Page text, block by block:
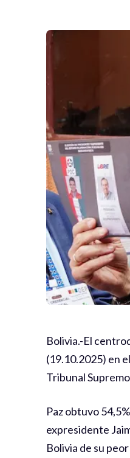
Bolivia.-El
(19.10.2025) en
Tribunal
Paz obtuvo
expresidente
Bolivia de su